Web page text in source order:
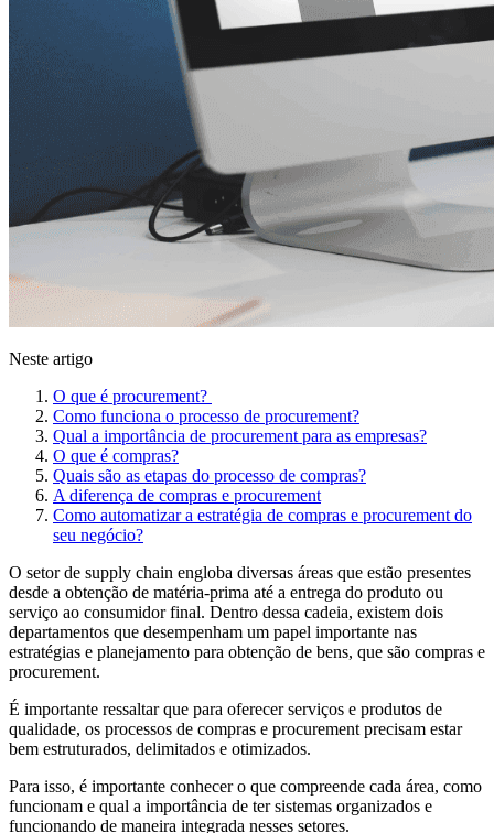
Neste artigo
O que é procurement?
Como funciona o processo de procurement?
Qual a importância de procurement para as empresas?
O que é compras?
Quais são as etapas do processo de compras?
A diferença de compras e procurement
Como automatizar a estratégia de compras e procurement do
seu negócio?
O setor de supply chain engloba diversas áreas que estão presentes
desde a obtenção de matéria-prima até a entrega do produto ou
serviço ao consumidor final. Dentro dessa cadeia, existem dois
departamentos que desempenham um papel importante nas
estratégias e planejamento para obtenção de bens, que são compras e
procurement.
É importante ressaltar que para oferecer serviços e produtos de
qualidade, os processos de compras e procurement precisam estar
bem estruturados, delimitados e otimizados.
Para isso, é importante conhecer o que compreende cada área, como
funcionam e qual a importância de ter sistemas organizados e
funcionando de maneira integrada nesses setores.